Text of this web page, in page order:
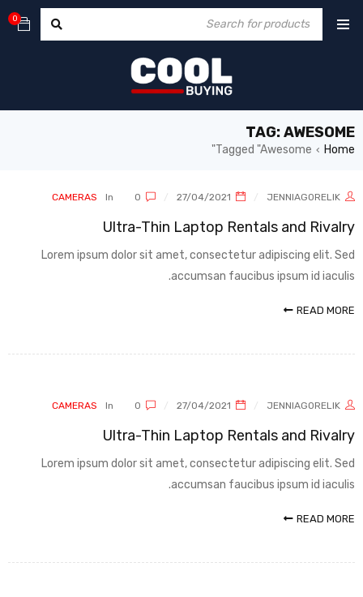
0
TAG: AWESOME
Home
›
Tagged "Awesome"
JENNIAGORELIK
In
CAMERAS
Ultra-Thin Laptop Rentals and Rivalry
Lorem ipsum dolor sit amet, consectetur adipiscing elit. Sed
accumsan faucibus ipsum id iaculis.
READ MORE
JENNIAGORELIK
In
CAMERAS
Ultra-Thin Laptop Rentals and Rivalry
Lorem ipsum dolor sit amet, consectetur adipiscing elit. Sed
accumsan faucibus ipsum id iaculis.
READ MORE